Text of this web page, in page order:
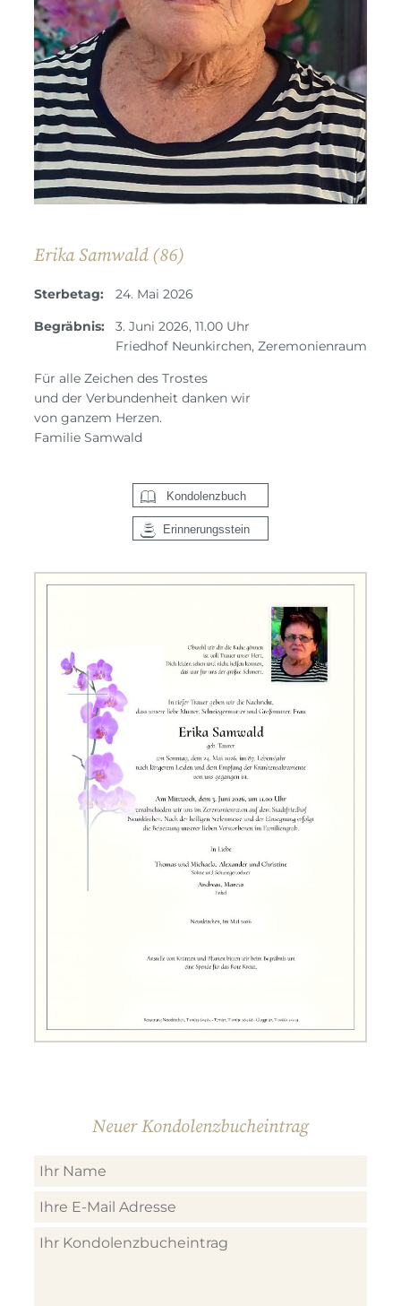
Erika Samwald (86)
Sterbetag:
24. Mai 2026
Begräbnis:
3. Juni 2026, 11.00 Uhr
Friedhof Neunkirchen, Zeremonienraum
Für alle Zeichen des Trostes
und der Verbundenheit danken wir
von ganzem Herzen.
Familie Samwald
Kondolenzbuch
Erinnerungsstein
Neuer Kondolenzbucheintrag